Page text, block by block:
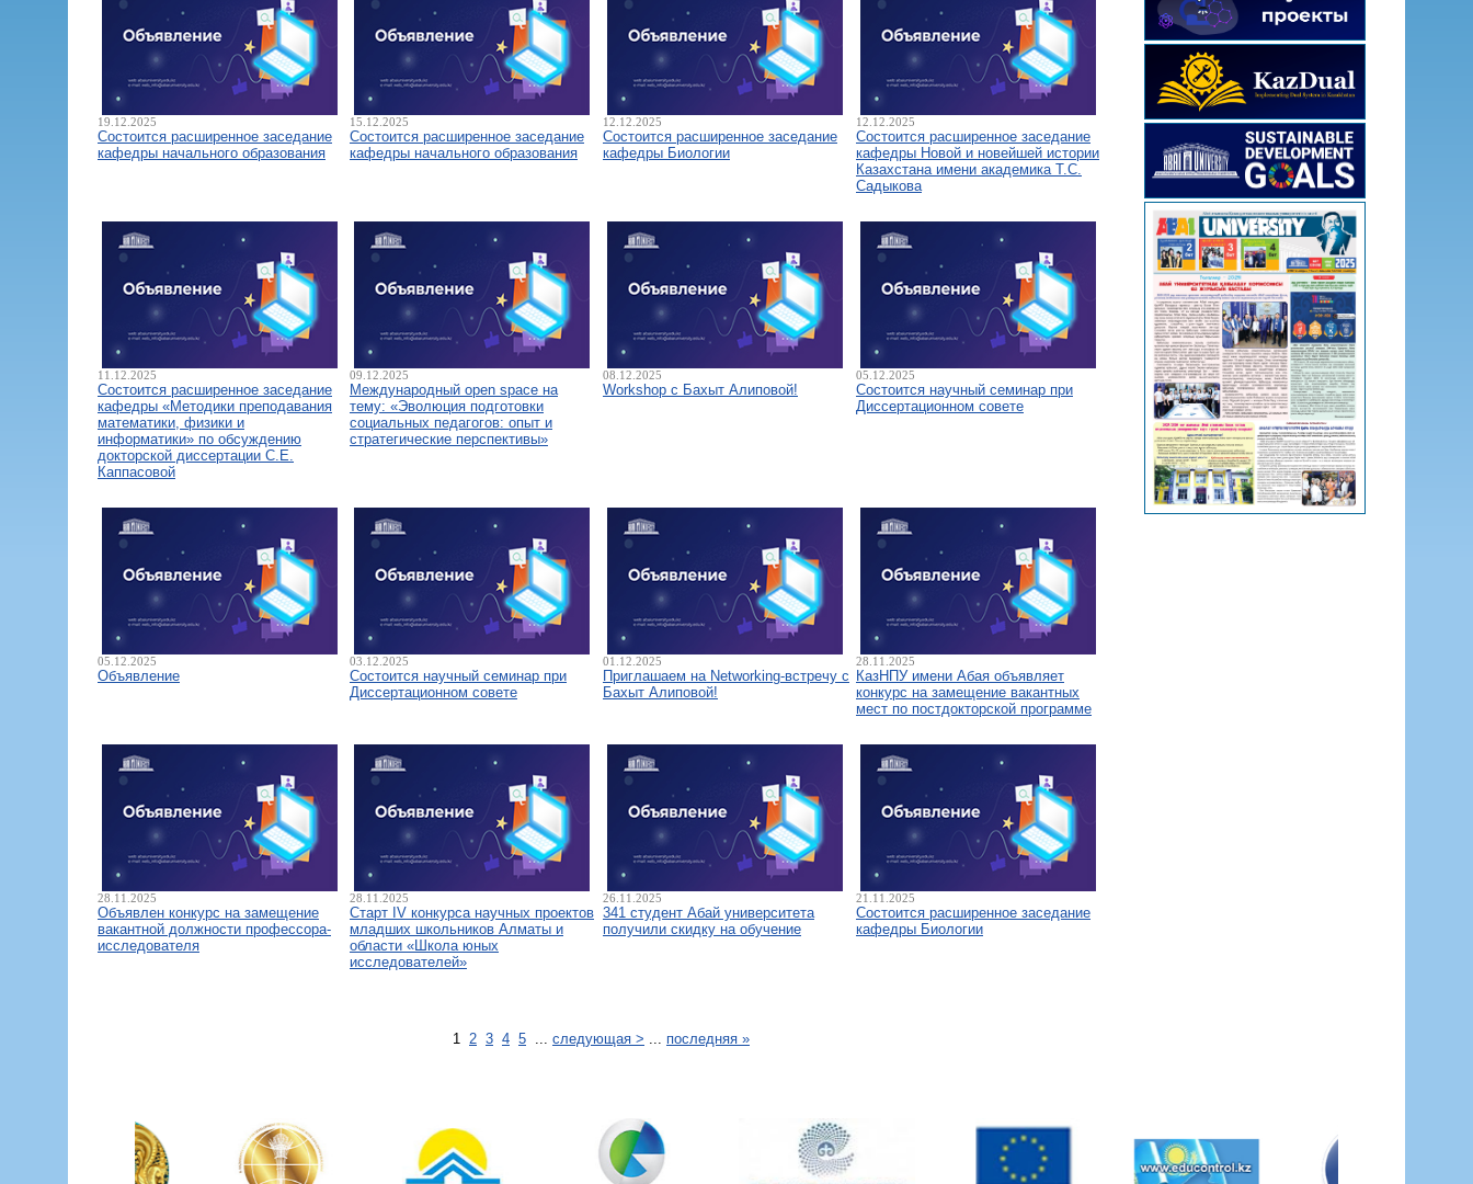
19.12.2025
Состоится расширенное заседание
кафедры начального образования
15.12.2025
Состоится расширенное заседание
кафедры начального образования
12.12.2025
Состоится расширенное заседание
кафедры Биологии
12.12.2025
Состоится расширенное заседание
кафедры Новой и новейшей истории
Казахстана имени академика Т.С.
Садыкова
11.12.2025
Состоится расширенное заседание
кафедры «Методики преподавания
математики, физики и
информатики» по обсуждению
докторской диссертации С.Е.
Каппасовой
09.12.2025
Международный open space на
тему: «Эволюция подготовки
социальных педагогов: опыт и
стратегические перспективы»
08.12.2025
Workshop с Бахыт Алиповой!
05.12.2025
Состоится научный семинар при
Диссертационном совете
05.12.2025
Объявление
03.12.2025
Состоится научный семинар при
Диссертационном совете
01.12.2025
Приглашаем на Networking-встречу с
Бахыт Алиповой!
28.11.2025
КазНПУ имени Абая объявляет
конкурс на замещение вакантных
мест по постдокторской программе
28.11.2025
Объявлен конкурс на замещение
вакантной должности профессора-
исследователя
28.11.2025
Старт IV конкурса научных проектов
младших школьников Алматы и
области «Школа юных
исследователей»
26.11.2025
341 студент Абай университета
получили скидку на обучение
21.11.2025
Состоится расширенное заседание
кафедры Биологии
1 2 3 4 5 ... следующая > ... последняя »